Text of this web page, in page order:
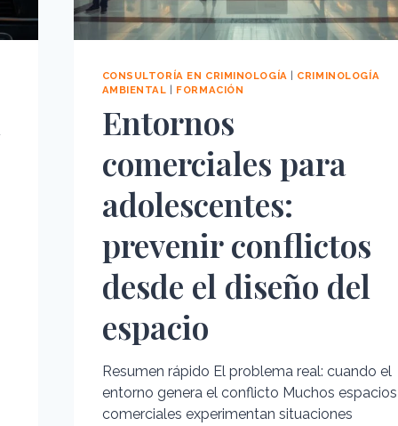
CONSULTORÍA EN CRIMINOLOGÍA | CRIMINOLOGÍA
AMBIENTAL | FORMACIÓN
Entornos
comerciales para
adolescentes:
prevenir conflictos
desde el diseño del
espacio
Resumen rápido El problema real: cuando el
entorno genera el conflicto Muchos espacios
comerciales experimentan situaciones